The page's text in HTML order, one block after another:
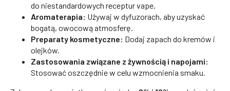
do niestandardowych receptur vape.
Aromaterapia: Używaj w dyfuzorach, aby uzyskać
bogatą, owocową atmosferę.
Preparaty kosmetyczne: Dodaj zapach do kremów i
olejków.
Zastosowania związane z żywnością i napojami:
Stosować oszczędnie w celu wzmocnienia smaku.